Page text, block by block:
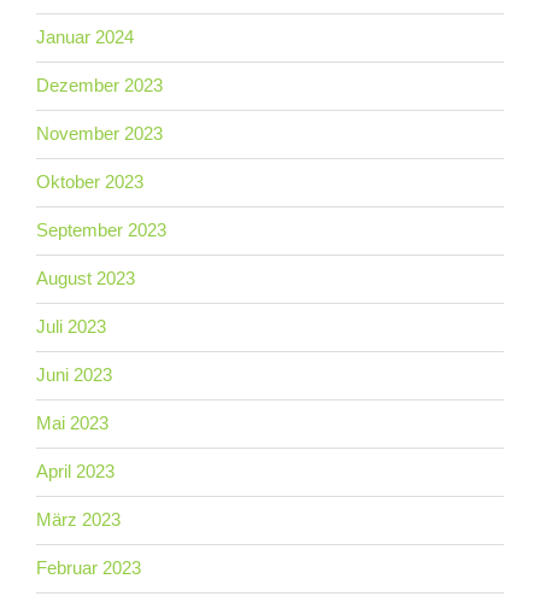
Januar 2024
Dezember 2023
November 2023
Oktober 2023
September 2023
August 2023
Juli 2023
Juni 2023
Mai 2023
April 2023
März 2023
Februar 2023